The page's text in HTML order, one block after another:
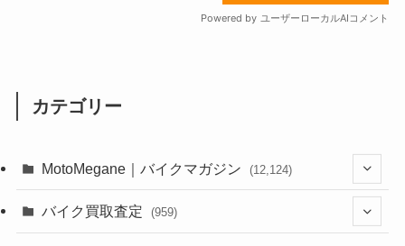
カテゴリー
MotoMegane｜バイクマガジン (12,124)
バイク買取査定 (959)